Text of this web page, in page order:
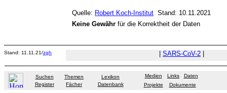
Quelle: Robert Koch-Institut Stand: 10.11.2021
Keine Gewähr für die Korrektheit der Daten
Stand: 11.11.21/zgh SARS-CoV-2
Suchen Themen
Lexikon
Register
Fächer Datenbank
Medien Links
Daten
Projekte
Dokumente